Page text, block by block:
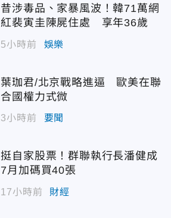
昔涉毒品、家暴風波！韓71萬網
紅裴寅圭陳屍住處 享年36歲
5小時前 娛樂
葉珈君/北京戰略進逼 歐美在聯
合國權力式微
3小時前 要聞
挺自家股票！群聯執行長潘健成
7月加碼買40張
17小時前 財經